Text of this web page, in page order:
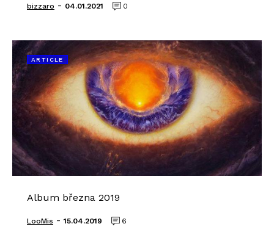
bizzaro - 04.01.2021 0
ARTICLE
Album března 2019
LooMis - 15.04.2019 6